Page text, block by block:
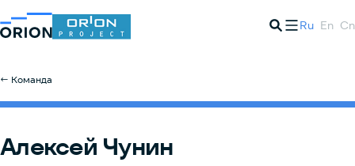
Ru En Cn
← Команда
Алексей Чунин